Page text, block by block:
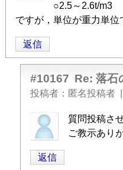
稿
に
よ
Re:
○2.5～2.6t/m3
ですが，単位が重力単
返信
#10167 Re: 落石
投稿者 匿名投稿者
匿
名
稿
質問投稿さ
ご教示あり
返信